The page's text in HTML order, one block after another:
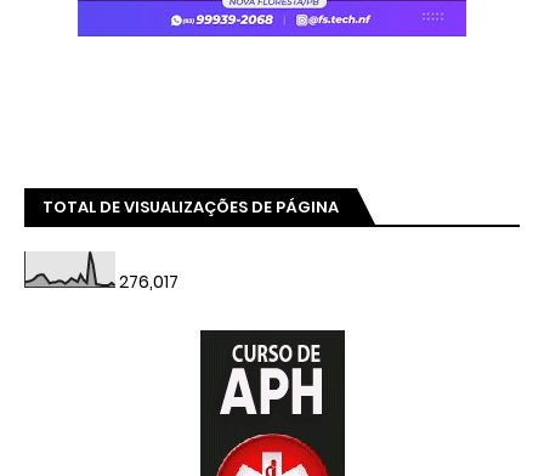
TOTAL DE VISUALIZAÇÕES DE PÁGINA
276,017